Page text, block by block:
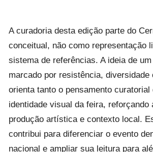
A curadoria desta edição parte do
conceitual, não como representação
sistema de referências. A ideia de
marcado por resistência, diversidade
orienta tanto o pensamento curatorial
identidade visual da feira, reforçando
produção artística e contexto local.
contribui para diferenciar o evento
nacional e ampliar sua leitura para